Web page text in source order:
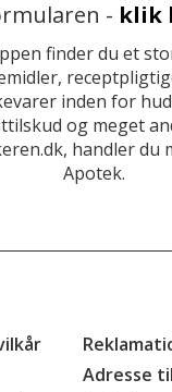
- klik
finder du et
inden for
og meget
handler du
Apotek.
Adresse